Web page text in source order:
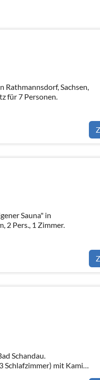
Rathmannsdorf, Sachsen,
für 7 Personen.
Sauna" in
2 Pers., 1 Zimmer.
Schandau.
mit Kamin,